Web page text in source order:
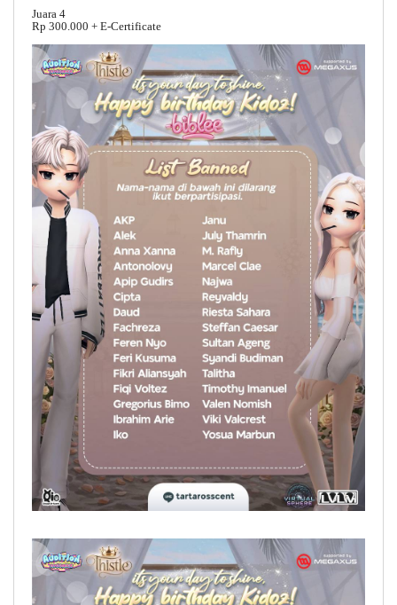
Juara 4
Rp 300.000 + E-Certificate